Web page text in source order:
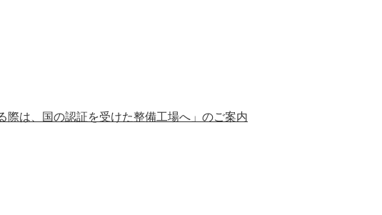
際は、国の認証を受けた整備工場へ」のご案内